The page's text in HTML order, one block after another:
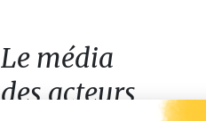
acteurs
de
l'engagement
Le média
des acteurs